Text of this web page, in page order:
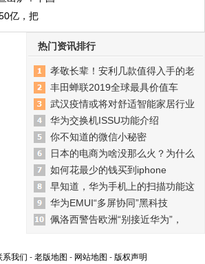
亿，把
热门资讯排行
孝敬长辈！安利几款值得入手的老
丰田蝉联2019全球最具价值车
武汉疫情或将对舒适智能家居行业
华为交换机ISSU功能介绍
你不知道的微信小秘密
日本的电商为啥没那么火？为什么
如何花最少的钱买到iphone
早知道，华为手机上的扫描功能这
华为EMUI“多屏协同”黑科技
佩洛西警告欧洲“别接近华为”，
系我们 - 老版地图 - 网站地图 - 版权声明